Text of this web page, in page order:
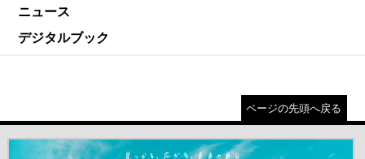
ニュース
デジタルブック
ページの先頭へ戻る
＃だから都立高（別ウインドウが開きます）